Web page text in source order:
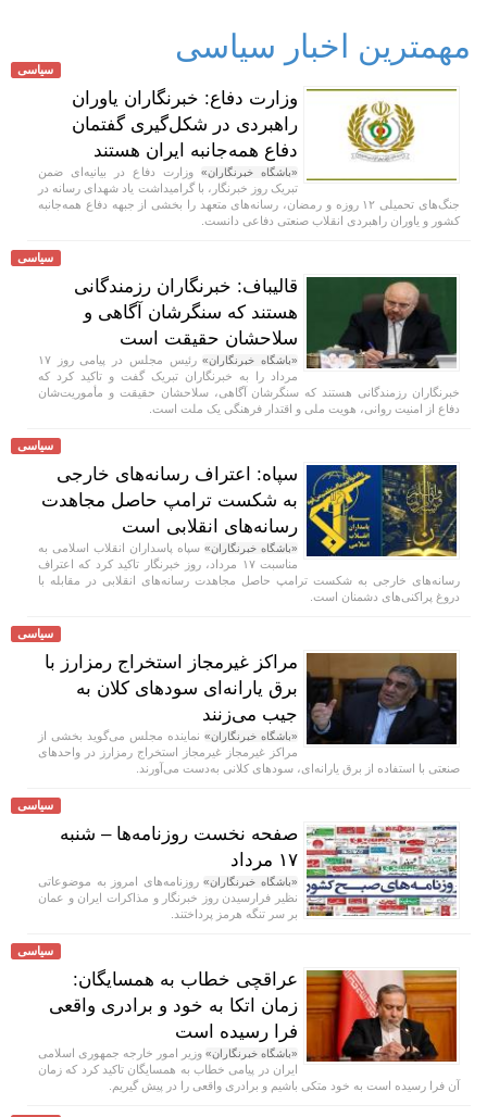
مهمترین اخبار سیاسی
سیاسی
وزارت دفاع: خبرنگاران یاوران
راهبردی در شکل‌گیری گفتمان
دفاع همه‌جانبه ایران هستند
«باشگاه خبرنگاران» وزارت دفاع در بیانیه‌ای ضمن
تبریک روز خبرنگار، با گرامیداشت یاد شهدای رسانه در
جنگ‌های تحمیلی ۱۲ روزه و رمضان، رسانه‌های متعهد را بخشی از جبهه دفاع همه‌جانبه
کشور و یاوران راهبردی انقلاب صنعتی دفاعی دانست.
سیاسی
قالیباف: خبرنگاران رزمندگانی
هستند که سنگرشان آگاهی و
سلاحشان حقیقت است
«باشگاه خبرنگاران»
رئیس مجلس در پیامی روز ۱۷
مرداد را به خبرنگاران تبریک گفت و تاکید کرد که
خبرنگاران رزمندگانی هستند که سنگرشان آگاهی، سلاحشان حقیقت و مأموریت‌شان
دفاع از امنیت روانی، هویت ملی و اقتدار فرهنگی یک ملت است.
سیاسی
سپاه: اعتراف رسانه‌های خارجی
به شکست ترامپ حاصل مجاهدت
رسانه‌های انقلابی است
«باشگاه خبرنگاران» سپاه پاسداران انقلاب اسلامی به
مناسبت ۱۷ مرداد، روز خبرنگار تاکید کرد که اعتراف
رسانه‌های خارجی به شکست ترامپ حاصل مجاهدت رسانه‌های انقلابی در مقابله با
دروغ پراکنی‌های دشمنان است.
سیاسی
مراکز غیرمجاز استخراج رمزارز با
برق یارانه‌ای سودهای کلان به
جیب می‌زنند
«باشگاه خبرنگاران» نماینده مجلس می‌گوید بخشی از
مراکز غیرمجاز غیرمجاز استخراج رمزارز در واحدهای
صنعتی با استفاده از برق یارانه‌ای، سودهای کلانی به‌دست می‌آورند.
سیاسی
صفحه نخست روزنامه‌ها – شنبه
۱۷ مرداد
«باشگاه خبرنگاران»روزنامه‌های امروز به موضوعاتی
نظیر فرارسیدن روز خبرنگار و مذاکرات ایران و عمان
بر سر تنگه هرمز پرداختند.
سیاسی
عراقچی خطاب به همسایگان:
زمان اتکا به خود و برادری واقعی
فرا رسیده است
«باشگاه خبرنگاران» وزیر امور خارجه جمهوری اسلامی
ایران در پیامی خطاب به همسایگان تاکید کرد که زمان
آن فرا رسیده است به خود متکی باشیم و برادری واقعی را در پیش گیریم.